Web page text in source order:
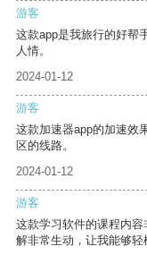
游客
这款app是我旅行的好帮
人情。
2024-01-12
游客
这款加速器app的加速效
区的线路。
2024-01-12
游客
这款学习软件的课程内
解非常生动，让我能够轻